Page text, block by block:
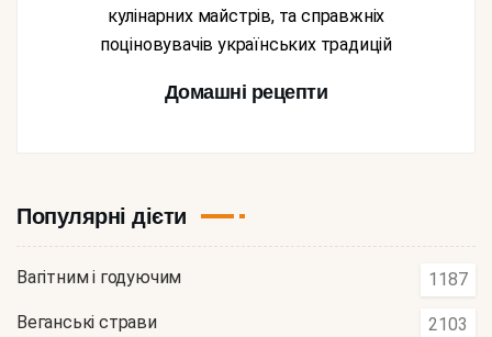
кулінарних майстрів, та справжніх
поціновувачів українських традицій
Домашні рецепти
Популярні дієти
Вагітним і годуючим 1187
Веганські страви 2103